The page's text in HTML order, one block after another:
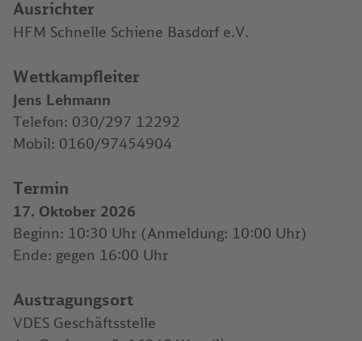
Ausrichter
HFM Schnelle Schiene Basdorf e.V.
Wettkampfleiter
Jens Lehmann
Telefon: 030/297 12292
Mobil: 0160/97454904
Termin
17. Oktober 2026
Beginn: 10:30 Uhr (Anmeldung: 10:00 Uhr)
Ende: gegen 16:00 Uhr
Austragungsort
VDES Geschäftsstelle